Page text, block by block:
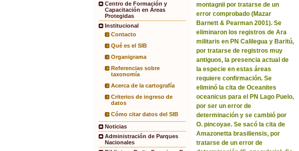
Centro de Formación y
Capacitación en Áreas
Protegidas
Institucional
Contacto
Qué es el SIB
Organigrama
Referencias sobre
taxonomía
Acerca de la cartografía
Criterios de ingreso de
datos
Cómo citar datos del SIB
Noticias
Administración de Parques
Nacionales
montagnii por tratarse de un
error comprobado (Mazar
Barnett & Pearman 2001). Se
eliminaron los registros de Ara
militaris en PN Calilegua y Baritú,
por tratarse de registros muy
antiguos, la presencia actual de
la especie en estas áreas
requiere confirmación. Se
eliminó la cita de Oceanites
oceanicus para el PN Lago Puelo,
por ser un error de
determinación y se cambió por
O. pincoyae. Se sacó la cita de
Amazonetta brasiliensis, por
tratarse de un error de